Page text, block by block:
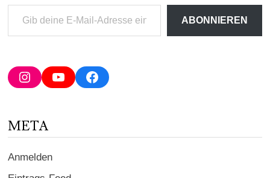
deine
Adresse
ein ...
ABONNIEREN
InstagramYouTubeFacebook
META
Anmelden